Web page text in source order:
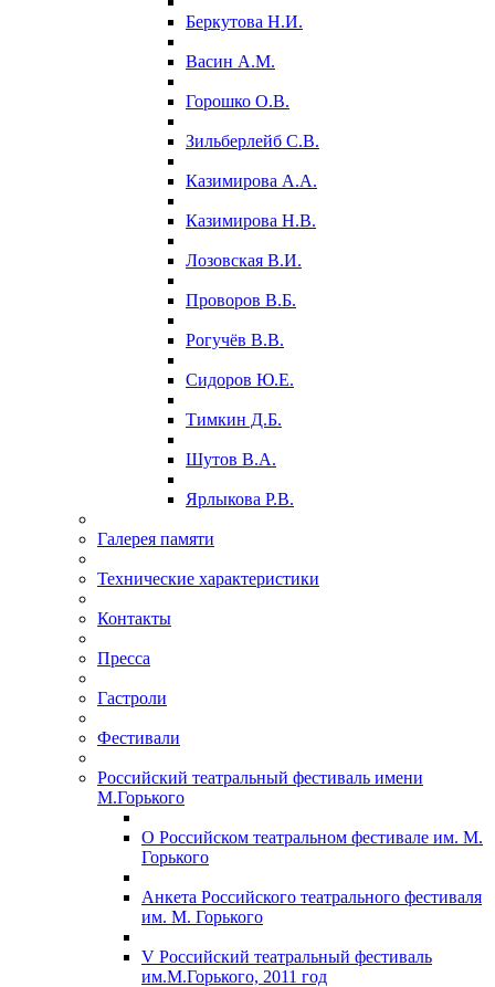
Беркутова Н.И.
Васин А.М.
Горошко О.В.
Зильберлейб С.В.
Казимирова А.А.
Казимирова Н.В.
Лозовская В.И.
Проворов В.Б.
Рогучёв В.В.
Сидоров Ю.Е.
Тимкин Д.Б.
Шутов В.А.
Ярлыкова Р.В.
Галерея памяти
Технические характеристики
Контакты
Пресса
Гастроли
Фестивали
Российский театральный фестиваль имени
М.Горького
О Российском театральном фестивале им. М.
Горького
Анкета Российского театрального фестиваля
им. М. Горького
V Российский театральный фестиваль
им.М.Горького, 2011 год